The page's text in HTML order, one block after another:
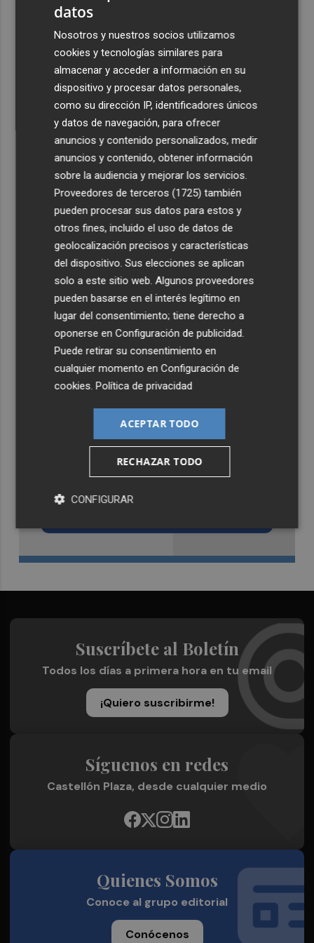
La Filmoteca d'Estiu se lanza a las armas con la
proyección de 'Una batalla tras otra'
Mounir, en el Real Murcia: "Llevo deseando que llegue
este momento desde que empecé a jugar"
La comedia valenciana 'El último mono' o 'La ventana
abierta' encabezan los estrenos de agosto
Recibe toda la actualidad de
Castellón Plaza en tu correo
Suscríbete al Boletín
Todos los días a primera hora en tu email
¡Quiero suscribirme!
Síguenos en redes
Castellón Plaza, desde cualquier medio
Quienes Somos
Conoce al grupo editorial
Conócenos
datos
Nosotros y nuestros socios utilizamos
cookies y tecnologías similares para
almacenar y acceder a información en su
dispositivo y procesar datos personales,
como su dirección IP, identificadores únicos
y datos de navegación, para ofrecer
anuncios y contenido personalizados, medir
anuncios y contenido, obtener información
sobre la audiencia y mejorar los servicios.
Proveedores de terceros (1725) también
pueden procesar sus datos para estos y
otros fines, incluido el uso de datos de
geolocalización precisos y características
del dispositivo. Sus elecciones se aplican
solo a este sitio web. Algunos proveedores
pueden basarse en el interés legítimo en
lugar del consentimiento; tiene derecho a
oponerse enConfiguración de publicidad.
Puede retirar su consentimiento en
cualquier momento enConfiguración de
cookies.Política de privacidad
ACEPTAR TODO
RECHAZAR TODO
CONFIGURAR